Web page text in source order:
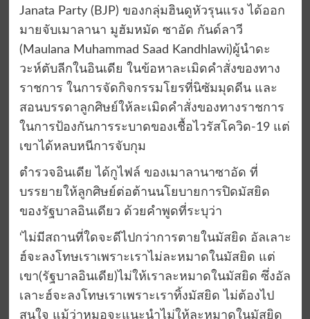
Janata Party (BJP) ของกลุ่มฮินดูหัวรุนแรง ได้ออก
มายจับเมาลานา มูฮัมหมัด ซาอัด กันด์ลาวี
(Maulana Muhammad Saad Kandhlawi)ผู้นำดะ
วะห์ตับลีกในอินเดีย ในข้อหาละเมิดคำสั่งของทาง
ราชการ ในการจัดกิจกรรมโยรที่นิซัมมุดดีน และ
สอนบรรดาลูกศิษย์ให้ละเมิดคำสั่งของทางราชการ
ในการป้องกันการระบาดของเชื้อไวรัสโควิด-19 แต่
เขาได้หลบหนีการจับกุม
ตำรวจอินเดีย ได้กูไฟล์ ของเมาลานาซาอัด ที่
บรรยายให้ลูกศิษย์ต่อต้านนโยบายการปิดมัสยิด
ของรัฐบาลอินเดียว ด้วยคำพูดที่ระบุว่า
‘ไม่มีสถานที่ใดจะดีไปกว่าการตายในมัสยิด อัลเลาะ
ฮ์จะลงโทษเราเพราะเราไม่ละหมาดในมัสยิด แต่
เขา(รัฐบาลอินเดีย)ไม่ให้เราละหมาดในมัสยิด ซึ่งอัล
เลาะฮ์จะลงโทษเราเพราะเราทิ้งมัสยิด ไม่ต้องไป
สนใจ แม้ว่าหมอจะแนะนำไม่ให้ละหมาดในมัสยิด